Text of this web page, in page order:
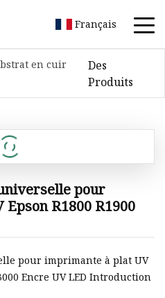
Français
en cuir
Des
Produits
pour
R1800 R1900
pour imprimante à plat UV
Encre UV LED Introduction